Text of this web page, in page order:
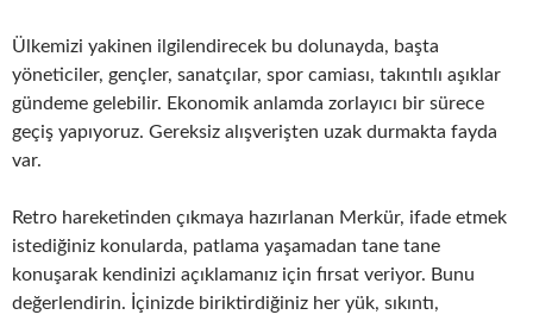
Ülkemizi yakinen ilgilendirecek bu dolunayda, başta
yöneticiler, gençler, sanatçılar, spor camiası, takıntılı aşıklar
gündeme gelebilir. Ekonomik anlamda zorlayıcı bir sürece
geçiş yapıyoruz. Gereksiz alışverişten uzak durmakta fayda
var.
Retro hareketinden çıkmaya hazırlanan Merkür, ifade etmek
istediğiniz konularda, patlama yaşamadan tane tane
konuşarak kendinizi açıklamanız için fırsat veriyor. Bunu
değerlendirin. İçinizde biriktirdiğiniz her yük, sıkıntı,